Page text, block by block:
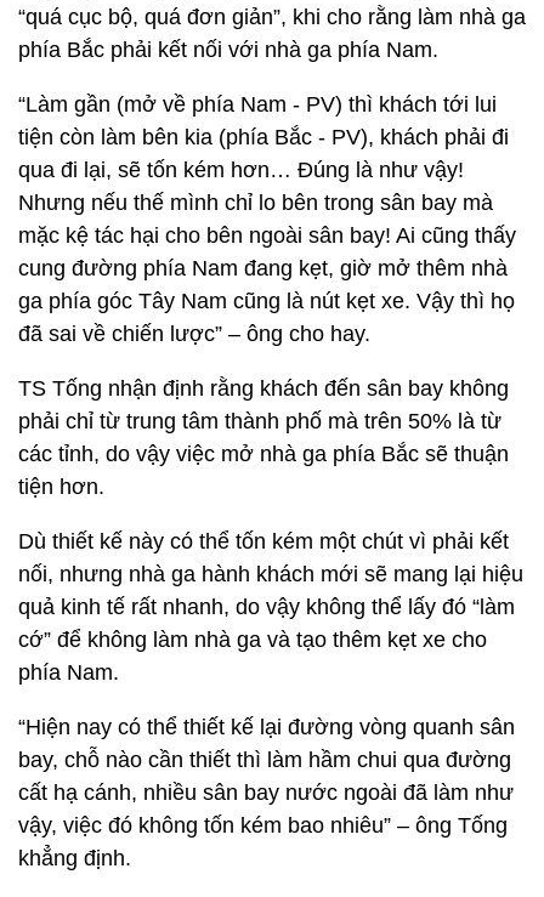
“quá cục bộ, quá đơn giản”, khi cho rằng làm nhà ga
phía Bắc phải kết nối với nhà ga phía Nam.
“Làm gần (mở về phía Nam - PV) thì khách tới lui
tiện còn làm bên kia (phía Bắc - PV), khách phải đi
qua đi lại, sẽ tốn kém hơn… Đúng là như vậy!
Nhưng nếu thế mình chỉ lo bên trong sân bay mà
mặc kệ tác hại cho bên ngoài sân bay! Ai cũng thấy
cung đường phía Nam đang kẹt, giờ mở thêm nhà
ga phía góc Tây Nam cũng là nút kẹt xe. Vậy thì họ
đã sai về chiến lược” – ông cho hay.
TS Tống nhận định rằng khách đến sân bay không
phải chỉ từ trung tâm thành phố mà trên 50% là từ
các tỉnh, do vậy việc mở nhà ga phía Bắc sẽ thuận
tiện hơn.
Dù thiết kế này có thể tốn kém một chút vì phải kết
nối, nhưng nhà ga hành khách mới sẽ mang lại hiệu
quả kinh tế rất nhanh, do vậy không thể lấy đó “làm
cớ” để không làm nhà ga và tạo thêm kẹt xe cho
phía Nam.
“Hiện nay có thể thiết kế lại đường vòng quanh sân
bay, chỗ nào cần thiết thì làm hầm chui qua đường
cất hạ cánh, nhiều sân bay nước ngoài đã làm như
vậy, việc đó không tốn kém bao nhiêu” – ông Tống
khẳng định.